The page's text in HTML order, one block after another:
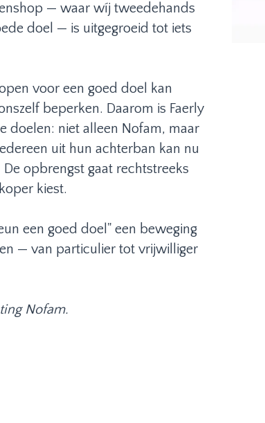
— waar wíj tweedehands
doel — is uitgegroeid tot iets
voor een goed doel kan
beperken. Daarom is Faerly
doelen: niet alleen Nofam, maar
uit hun achterban kan nu
opbrengst gaat rechtstreeks
kiest.
een goed doel" een beweging
— van particulier tot vrijwilliger
Nofam.